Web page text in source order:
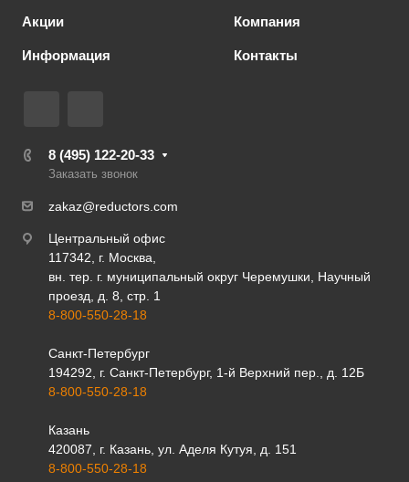
Акции Компания
Информация Контакты
8 (495) 122-20-33
Заказать звонок
zakaz@reductors.com
Центральный офис
117342, г. Москва,
вн. тер. г. муниципальный округ Черемушки, Научный
проезд, д. 8, стр. 1
8-800-550-28-18
Санкт-Петербург
194292, г. Санкт-Петербург, 1-й Верхний пер., д. 12Б
8-800-550-28-18
Казань
420087, г. Казань, ул. Аделя Кутуя, д. 151
8-800-550-28-18